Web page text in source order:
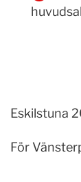
Eskilstuna
För